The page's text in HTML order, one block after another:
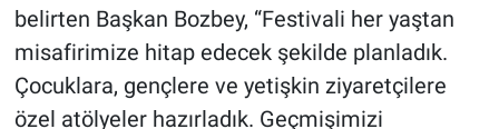
belirten Başkan Bozbey, “Festivali her yaştan
misafirimize hitap edecek şekilde planladık.
Çocuklara, gençlere ve yetişkin ziyaretçilere
özel atölyeler hazırladık. Geçmişimizi